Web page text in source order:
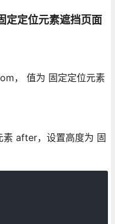
定定位元素遮挡页面
， 值为 固定定位元素
素 after，设置高度为 固